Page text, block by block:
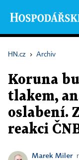
HN.cz › Archiv
Koruna
tlakem,
oslabení.
reakci
Marek Miler